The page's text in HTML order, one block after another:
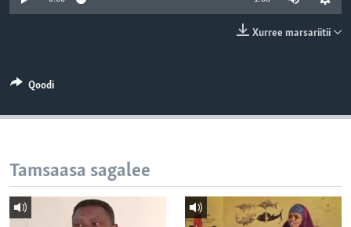
Xurree marsariitii
Qoodi
Tamsaasa sagalee